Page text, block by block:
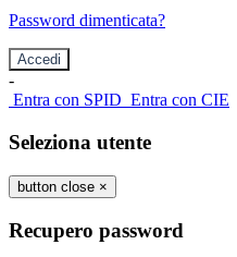
Password dimenticata?
-
Entra con SPID Entra con CIE
Seleziona utente
button close ×
Recupero password